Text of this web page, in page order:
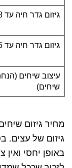
גיזום גדר חיה עד 8 מטר אורך
גיזום גדר חיה עד 15 מטר אורך
עיצוב שיחים
שיחים)
מחיר גיזום
גיזום של עצים.
באופן יחסי